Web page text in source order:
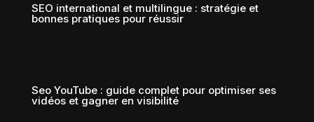
SEO international et multilingue : stratégie et
bonnes pratiques pour réussir
Seo YouTube : guide complet pour optimiser ses
vidéos et gagner en visibilité